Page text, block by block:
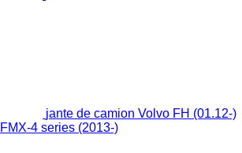
jante de camion Volvo FH (01.12-)
4 series (2013-)